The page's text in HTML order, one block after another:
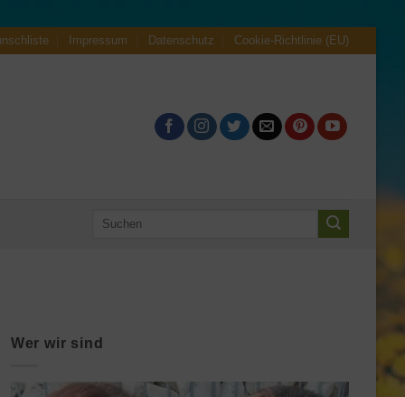
Impressum Datenschutz Cookie-Richtlinie (EU)
Suche
Wer wir sind